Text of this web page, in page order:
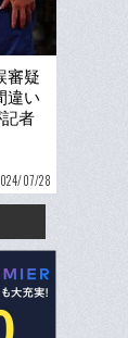
審疑
違い
者
07/28